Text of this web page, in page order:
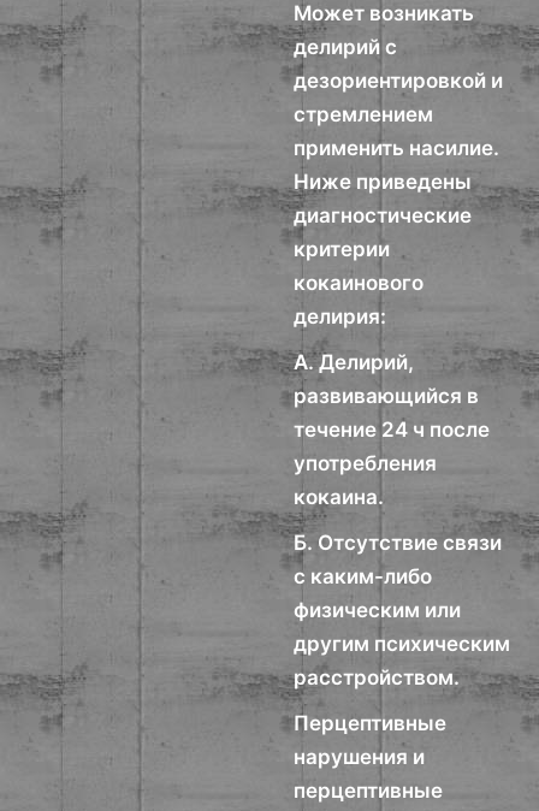
Может возникать
делирий с
дезориентировкой и
стремлением
применить насилие.
Ниже приведены
диагностические
критерии
кокаинового
делирия:
А. Делирий,
развивающийся в
течение 24 ч после
употребления
кокаина.
Б. Отсутствие связи
с каким-либо
физическим или
другим психическим
расстройством.
Перцептивные
нарушения и
перцептивные